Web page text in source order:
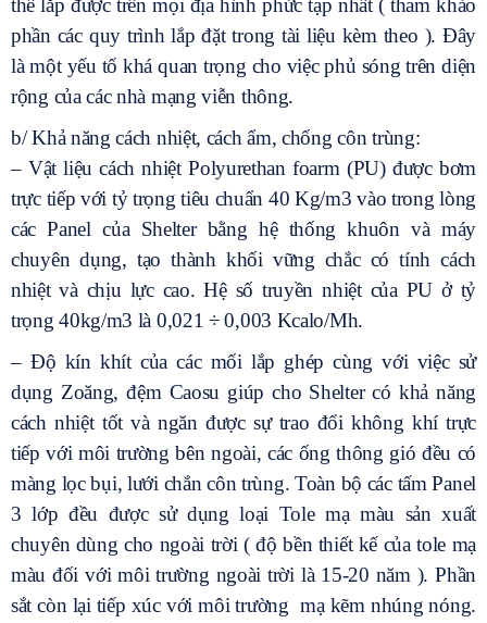
thể lắp được trên mọi địa hình phức tạp nhất ( tham khảo
phần các quy trình lắp đặt trong tài liệu kèm theo ). Đây
là một yếu tố khá quan trọng cho việc phủ sóng trên diện
rộng của các nhà mạng viễn thông.
b/ Khả năng cách nhiệt, cách ẩm, chống côn trùng:
– Vật liệu cách nhiệt Polyurethan foarm (PU) được bơm
trực tiếp với tỷ trọng tiêu chuẩn 40 Kg/m3 vào trong lòng
các Panel của Shelter bằng hệ thống khuôn và máy
chuyên dụng, tạo thành khối vững chắc có tính cách
nhiệt và chịu lực cao. Hệ số truyền nhiệt của PU ở tỷ
trọng 40kg/m3 là 0,021 ÷ 0,003 Kcalo/Mh.
– Độ kín khít của các mối lắp ghép cùng với việc sử
dụng Zoăng, đệm Caosu giúp cho Shelter có khả năng
cách nhiệt tốt và ngăn được sự trao đổi không khí trực
tiếp với môi trường bên ngoài, các ống thông gió đều có
màng lọc bụi, lưới chắn côn trùng. Toàn bộ các tấm Panel
3 lớp đều được sử dụng loại Tole mạ màu sản xuất
chuyên dùng cho ngoài trời ( độ bền thiết kế của tole mạ
màu đối với môi trường ngoài trời là 15-20 năm ). Phần
sắt còn lại tiếp xúc với môi trường mạ kẽm nhúng nóng.